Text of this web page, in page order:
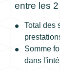
entre les
Total des
Somme
dans